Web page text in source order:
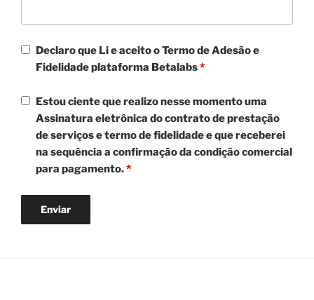
Declaro que Li e aceito o Termo de Adesão e
Fidelidade plataforma Betalabs*
Estou ciente que realizo nesse momento uma
Assinatura eletrônica do contrato de prestação
de serviços e termo de fidelidade e que receberei
na sequência a confirmação da condição comercial
para pagamento.*